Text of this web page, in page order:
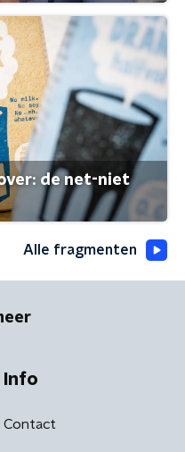
de net-niet
Alle fragmenten
Info
Contact